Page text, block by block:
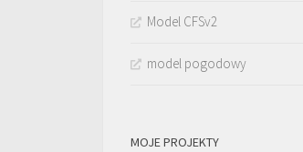
Model CFSv2
model pogodowy
MOJE PROJEKTY